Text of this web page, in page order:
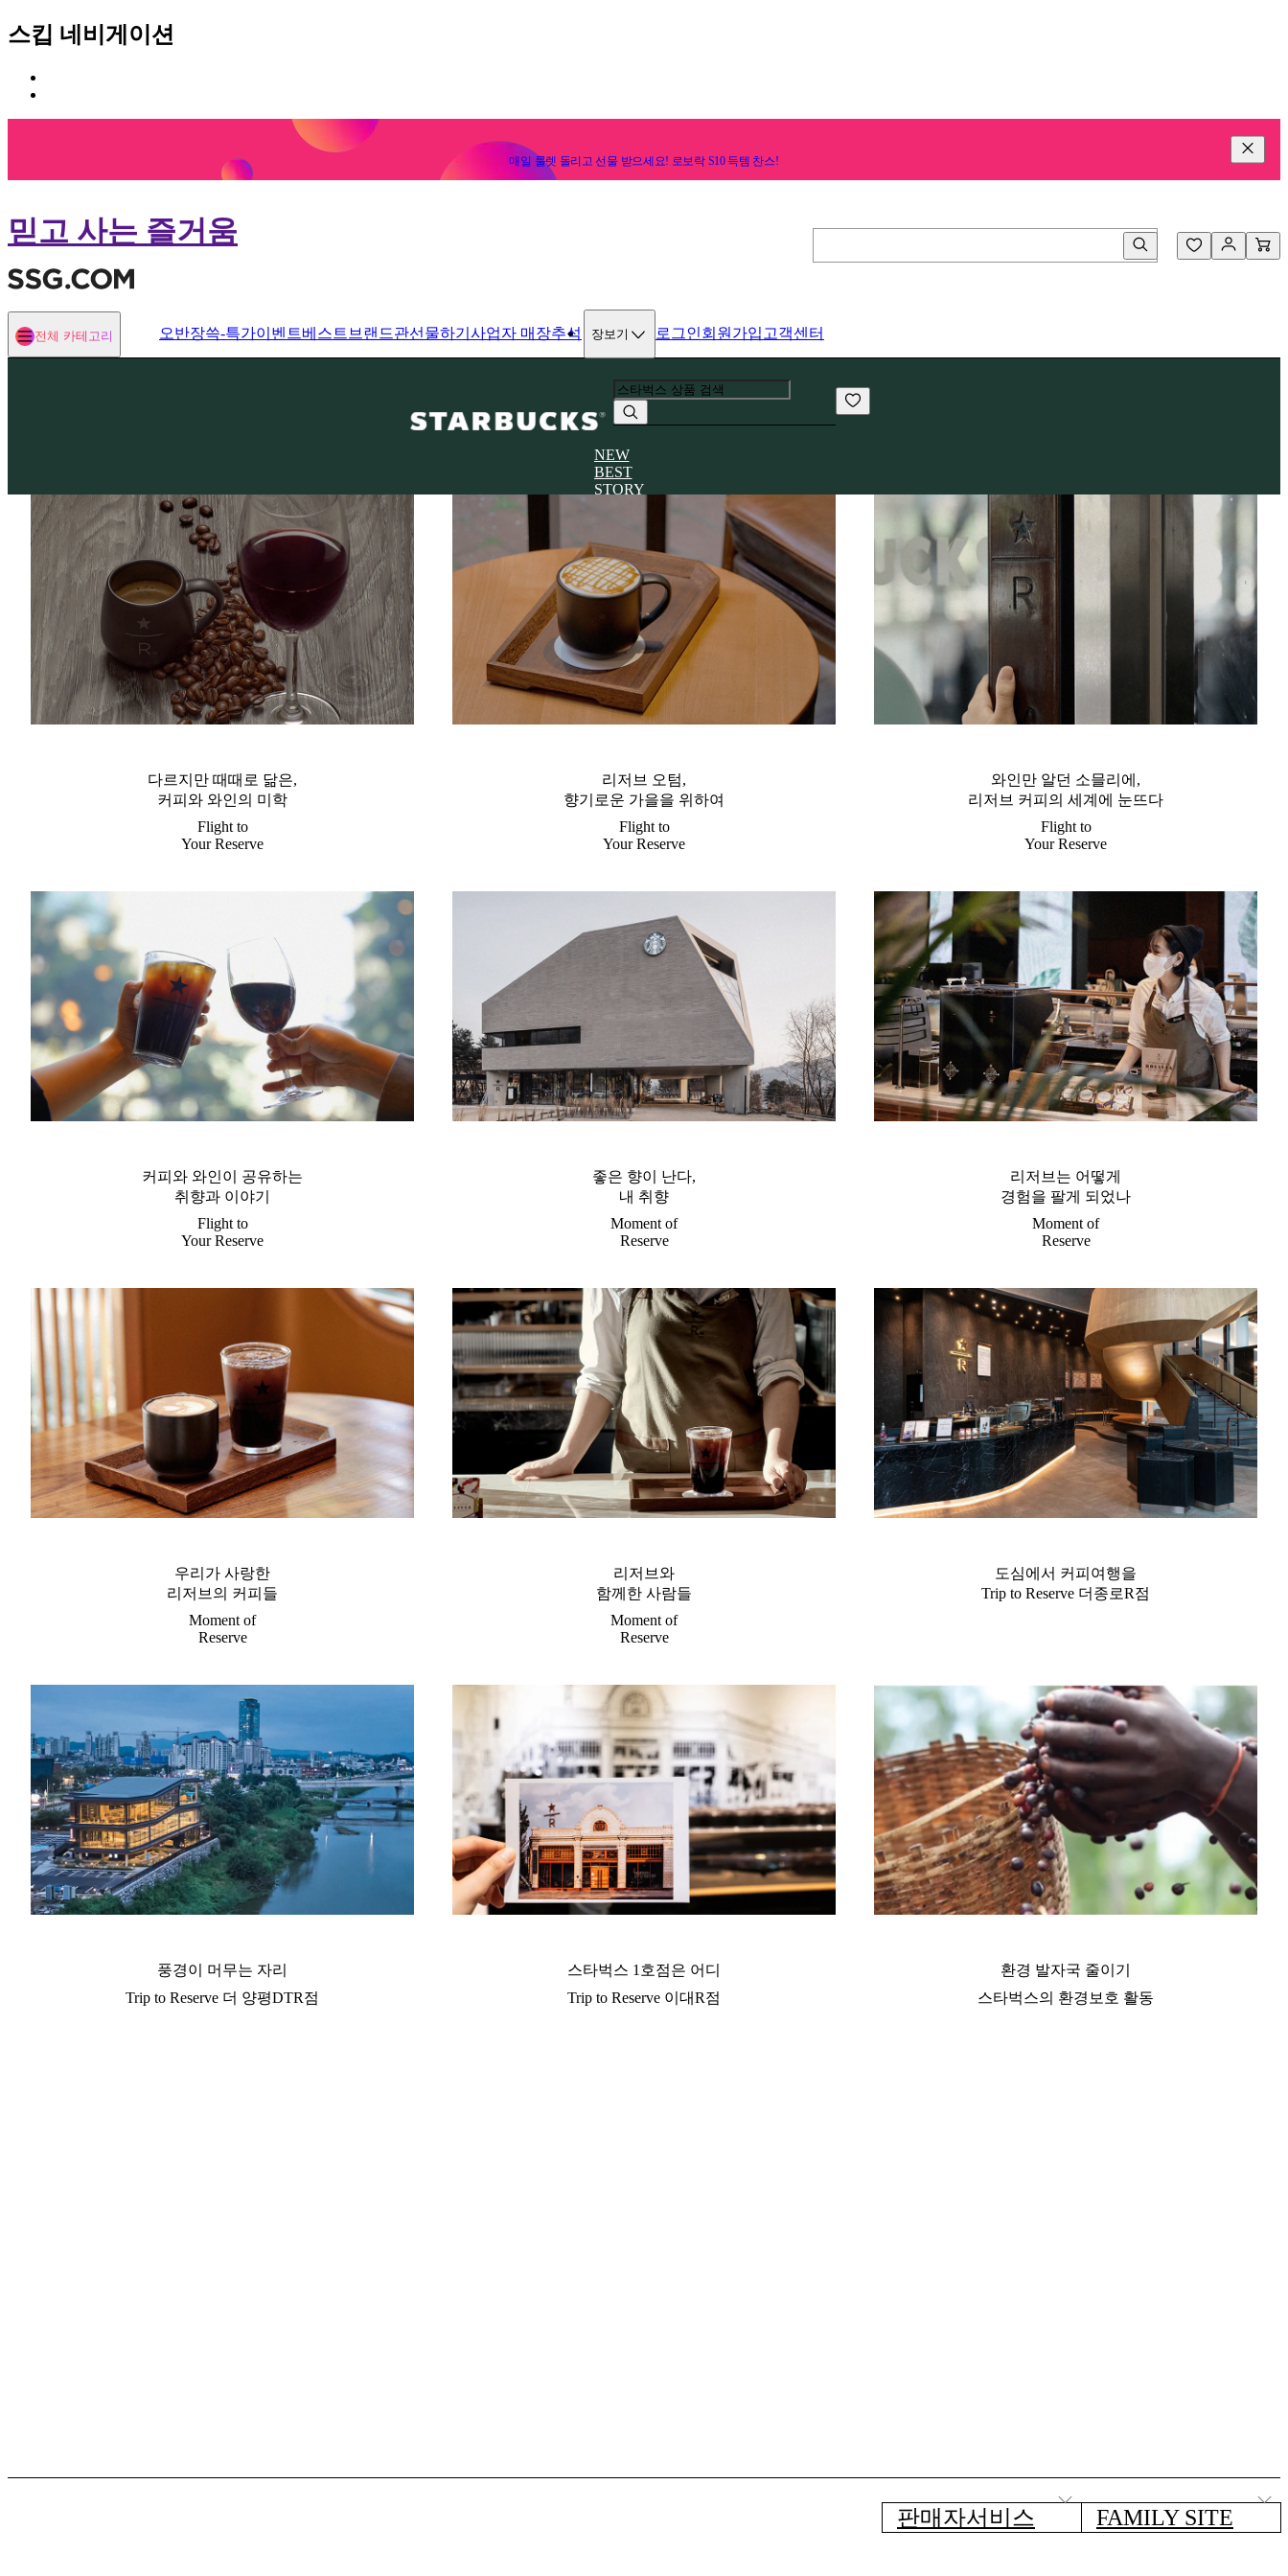
스킵 네비게이션
고
뉴
로
가
문
가
매일 룰렛 돌리고 선물 받으세요! 로보락 S10 득템 찬스!
믿고 사는 즐거움
전체 카테고리 오반장쓱-특가이벤트베스트 브랜드관선물하기 사업자 매장추석 장보기 로그인회원가입 고객센터
NEW
BEST
STORY
텀블러/보온병
테이블웨어
라이프스타일
키체인/인형
푸드
커피/음료/e-gift
다르지만 때때로 닮은,
커피와 와인의 미학
Flight to
Your Reserve
리저브 오텀,
향기로운 가을을 위하여
Flight to
Your Reserve
와인만 알던 소믈리에,
리저브 커피의 세계에 눈뜨다
Flight to
Your Reserve
커피와 와인이 공유하는
취향과 이야기
Flight to
Your Reserve
좋은 향이 난다,
내 취향
Moment of
Reserve
리저브는 어떻게
경험을 팔게 되었나
Moment of
Reserve
우리가 사랑한
리저브의 커피들
Moment of
Reserve
리저브와
함께한 사람들
Moment of
Reserve
도심에서 커피여행을
Trip to Reserve 더종로R점
풍경이 머무는 자리
Trip to Reserve 더 양평DTR점
스타벅스 1호점은 어디
Trip to Reserve 이대R점
환경 발자국 줄이기
스타벅스의 환경보호 활동
판매자서비스 FAMILY SITE